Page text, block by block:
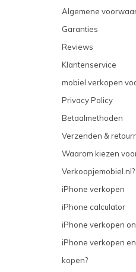
Algemene
Garanties
Reviews
Klantenservice
mobiel verkopen
Privacy Policy
Betaalmethoden
Verzenden &
Waarom kiezen
Verkoopjemobiel.nl?
iPhone verkopen
iPhone calculator
iPhone verkopen
iPhone verkopen
kopen?